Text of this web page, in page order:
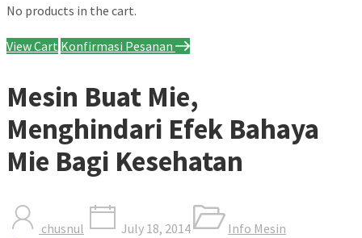
No products in the cart.
View Cart Konfirmasi Pesanan
Mesin Buat Mie,
Menghindari Efek Bahaya
Mie Bagi Kesehatan
chusnul July 18, 2014 Info Mesin